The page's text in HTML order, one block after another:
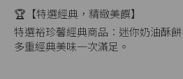
🏆【特選經典，精緻美饌】
特選裕珍馨經典商品：迷你奶油酥
多重經典美味一次滿足。